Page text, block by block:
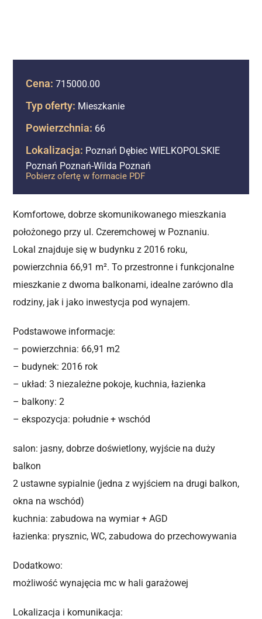
Cena: 715000.00
Typ oferty: Mieszkanie
Powierzchnia: 66
Lokalizacja: Poznań Dębiec WIELKOPOLSKIE
Poznań Poznań-Wilda Poznań
Pobierz ofertę w formacie PDF
Komfortowe, dobrze skomunikowanego mieszkania
położonego przy ul. Czeremchowej w Poznaniu.
Lokal znajduje się w budynku z 2016 roku,
powierzchnia 66,91 m². To przestronne i funkcjonalne
mieszkanie z dwoma balkonami, idealne zarówno dla
rodziny, jak i jako inwestycja pod wynajem.
Podstawowe informacje:
– powierzchnia: 66,91 m2
– budynek: 2016 rok
– układ: 3 niezależne pokoje, kuchnia, łazienka
– balkony: 2
– ekspozycja: południe + wschód
salon: jasny, dobrze doświetlony, wyjście na duży
balkon
2 ustawne sypialnie (jedna z wyjściem na drugi balkon,
okna na wschód)
kuchnia: zabudowa na wymiar + AGD
łazienka: prysznic, WC, zabudowa do przechowywania
Dodatkowo:
możliwość wynajęcia mc w hali garażowej
Lokalizacja i komunikacja: